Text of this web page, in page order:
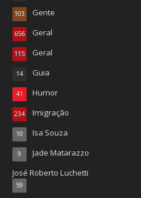
Gente
103
Geral
656
Geral
115
Guia
14
Humor
41
Imigração
234
Isa Souza
10
Jade Matarazzo
9
José Roberto Luchetti
59